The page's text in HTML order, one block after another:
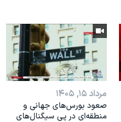
مرداد ۱۵, ۱۴۰۵
صعود بورس‌های جهانی و
منطقه‌ای در پی سیگنال‌های